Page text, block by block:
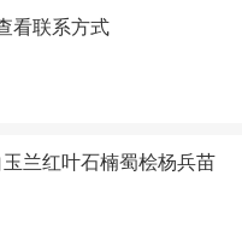
看联系方式
兰红叶石楠蜀桧杨兵苗